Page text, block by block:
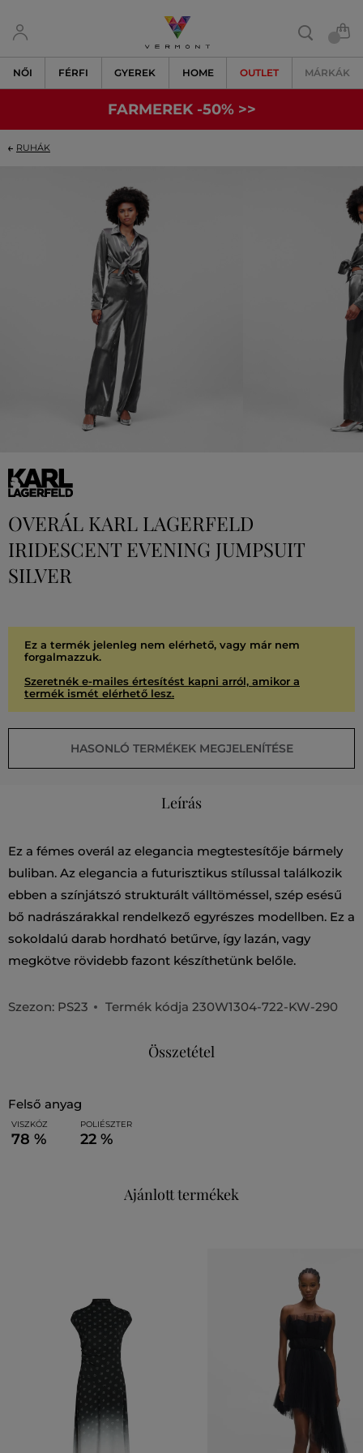
NŐI FÉRFI GYEREK HOME OUTLET MÁRKÁK
FARMEREK -50% >>
RUHÁK
OVERÁL KARL LAGERFELD
IRIDESCENT EVENING JUMPSUIT
SILVER
Ez a termék jelenleg nem elérhető, vagy már nem
forgalmazzuk.
Szeretnék e-mailes értesítést kapni arról, amikor a
termék ismét elérhető lesz.
HASONLÓ TERMÉKEK MEGJELENÍTÉSE
Leírás
Ez a fémes overál az elegancia megtestesítője bármely
buliban. Az elegancia a futurisztikus stílussal találkozik
ebben a színjátszó strukturált válltöméssel, szép esésű
bő nadrászárakkal rendelkező egyrészes modellben. Ez a
sokoldalú darab hordható betűrve, így lazán, vagy
megkötve rövidebb fazont készíthetünk belőle.
Szezon: PS23 Termék kódja 230W1304-722-KW-290
Összetétel
felső anyag
VISZKÓZ
78 %
POLIÉSZTER
22 %
Ajánlott termékek